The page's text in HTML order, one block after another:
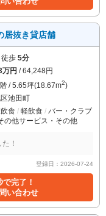
居抜き貸店舗
徒歩 5分
万円 / 64,248円
/ 5.65坪(18.67m2)
池田町
食 軽飲食
バー・クラブ
の他サービス・その他
！
登録日：2026-07-24
で完了！
い合わせ